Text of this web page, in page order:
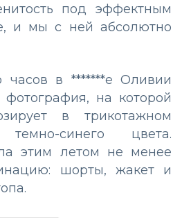
под эффектным
и мы с ней абсолютно
часов в *******е Оливии
на которой
в трикотажном
темно-синего цвета.
этим летом не менее
шорты, жакет и